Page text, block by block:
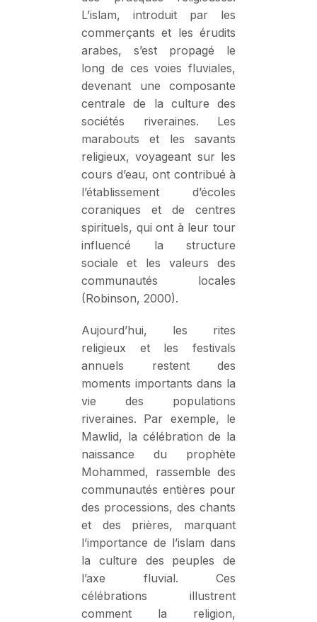
L’islam, introduit par les
commerçants et les érudits
arabes, s’est propagé le
long de ces voies fluviales,
devenant une composante
centrale de la culture des
sociétés riveraines. Les
marabouts et les savants
religieux, voyageant sur les
cours d’eau, ont contribué à
l’établissement d’écoles
coraniques et de centres
spirituels, qui ont à leur tour
influencé la structure
sociale et les valeurs des
communautés locales
(Robinson, 2000).
Aujourd’hui, les rites
religieux et les festivals
annuels restent des
moments importants dans la
vie des populations
riveraines. Par exemple, le
Mawlid, la célébration de la
naissance du prophète
Mohammed, rassemble des
communautés entières pour
des processions, des chants
et des prières, marquant
l’importance de l’islam dans
la culture des peuples de
l’axe fluvial. Ces
célébrations illustrent
comment la religion,